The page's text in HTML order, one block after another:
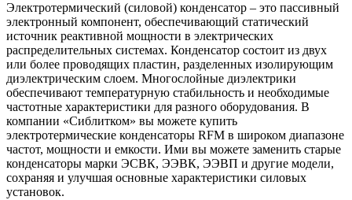
Электротермический (силовой) конденсатор – это пассивный
электронный компонент, обеспечивающий статический
источник реактивной мощности в электрических
распределительных системах. Конденсатор состоит из двух
или более проводящих пластин, разделенных изолирующим
диэлектрическим слоем. Многослойные диэлектрики
обеспечивают температурную стабильность и необходимые
частотные характеристики для разного оборудования. В
компании «Сиблитком» вы можете купить
электротермические конденсаторы RFM в широком диапазоне
частот, мощности и емкости. Ими вы можете заменить старые
конденсаторы марки ЭСВК, ЭЭВК, ЭЭВП и другие модели,
сохраняя и улучшая основные характеристики силовых
установок.